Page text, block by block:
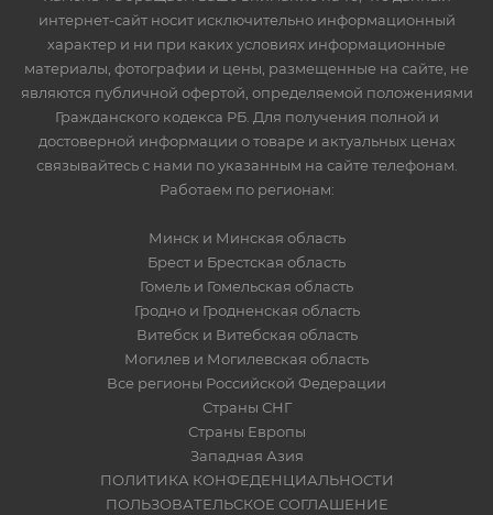
интернет-сайт носит исключительно информационный
характер и ни при каких условиях информационные
материалы, фотографии и цены, размещенные на сайте, не
являются публичной офертой, определяемой положениями
Гражданского кодекса РБ. Для получения полной и
достоверной информации о товаре и актуальных ценах
связывайтесь с нами по указанным на сайте телефонам.
Работаем по регионам:
Минск и Минская область
Брест и Брестская область
Гомель и Гомельская область
Гродно и Гродненская область
Витебск и Витебская область
Могилев и Могилевская область
Все регионы Российской Федерации
Страны СНГ
Страны Европы
Западная Азия
ПОЛИТИКА КОНФЕДЕНЦИАЛЬНОСТИ
ПОЛЬЗОВАТЕЛЬСКОЕ СОГЛАШЕНИЕ